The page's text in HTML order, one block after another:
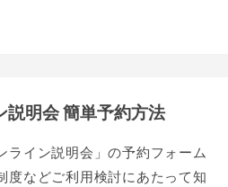
説明会 簡単予約方法
ライン説明会」の予約フォーム
度などご利用検討にあたって知